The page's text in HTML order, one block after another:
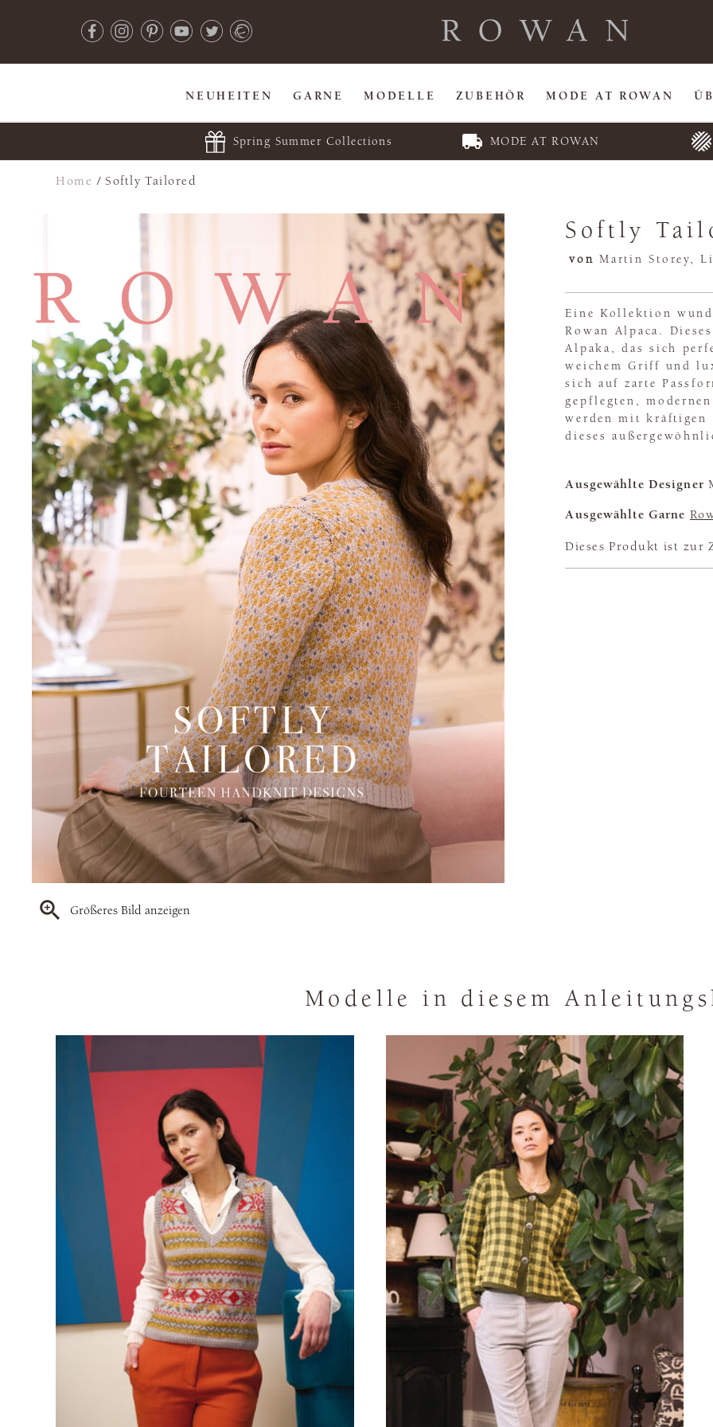
NEUHEITEN GARNE MODELLE ZUBEHÖR MODE AT ROWAN
Spring Summer Collections MODE AT ROWAN
Home /Softly Tailored
Größeres Bild anzeigen
Softly
von Martin Storey,
Eine Kollektion
Rowan Alpaca.
Alpaka, das sich
weichem Griff und
sich auf zarte
gepflegten,
werden mit kräftigen
dieses
Ausgewählte Designer
Ausgewählte Garne
Dieses Produkt ist zur
Modelle in diesem